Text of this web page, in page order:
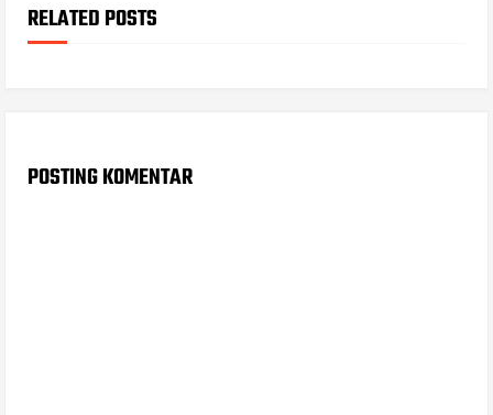
RELATED POSTS
POSTING KOMENTAR